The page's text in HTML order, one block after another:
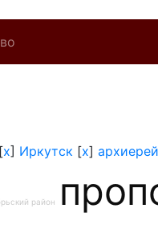
[x] Иркутск [x]
район